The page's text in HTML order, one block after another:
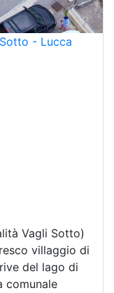
- Lucca
Vagli Sotto)
villaggio di
del lago di
comunale